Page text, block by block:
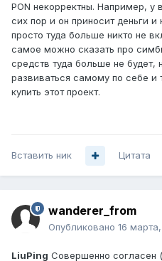
PON некорректны. Например, у
сих пор и он приносит деньги и
просто туда больше никто не
самое можно сказать про
средств туда больше не
развиваться самому по себе
купить этот проект.
Вставить ник Цитата
wanderer_from
Опубликовано 16 марта,
LiuPing Совершенно согласен